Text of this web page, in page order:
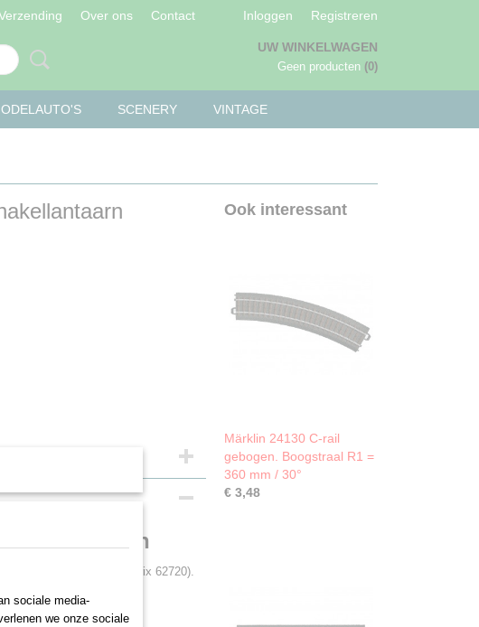
Over ons Contact Inloggen Registreren
UW WINKELWAGEN
Geen producten (0)
SCENERY VINTAGE
kruising (24720 of Trix 62720).
Ook interessant
Märklin 24130 C-rail
gebogen. Boogstraal R1 =
360 mm / 30°
€ 3,48
sociale media-
we onze sociale